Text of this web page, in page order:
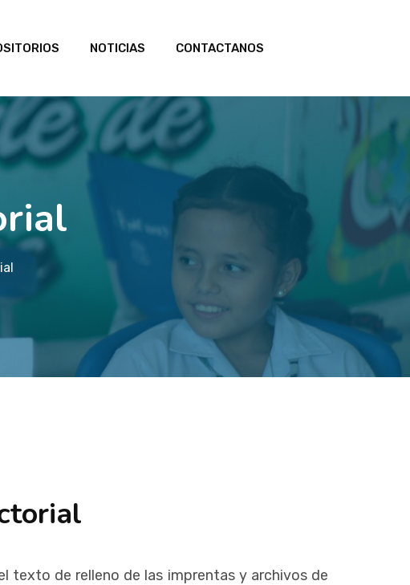
NOTICIAS CONTACTANOS
texto de relleno de las imprentas y archivos de